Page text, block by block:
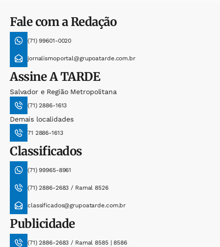
Fale com a Redação
(71) 99601-0020
jornalismoportal@grupoatarde.com.br
AssineA TARDE
Salvador e Região Metropolitana
(71) 2886-1613
Demais localidades
71 2886-1613
Classificados
(71) 99965-8961
(71) 2886-2683 / Ramal 8526
classificados@grupoatarde.com.br
Publicidade
(71) 2886-2683 / Ramal 8585 | 8586